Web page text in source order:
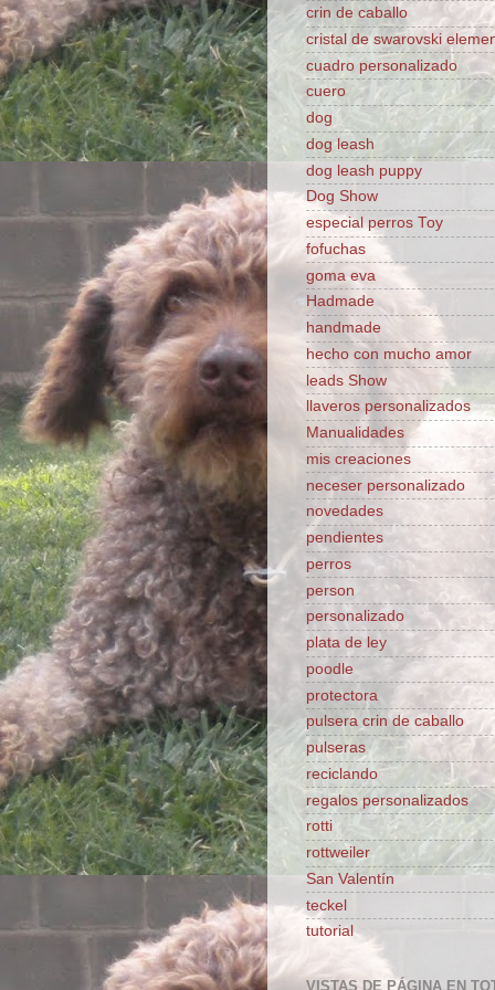
crin de caballo
cristal de swarovski
cuadro personalizado
cuero
dog
dog leash
dog leash puppy
Dog Show
especial perros Toy
fofuchas
goma eva
Hadmade
handmade
hecho con mucho amor
leads Show
llaveros personalizados
Manualidades
mis creaciones
neceser personalizado
novedades
pendientes
perros
person
personalizado
plata de ley
poodle
protectora
pulsera crin de caballo
pulseras
reciclando
regalos personalizados
rotti
rottweiler
San Valentín
teckel
tutorial
VISTAS DE PÁGINA EN